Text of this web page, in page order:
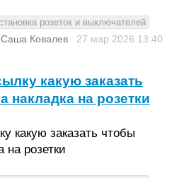
розеток и выключателей
Саша Ковалев 27 мар 2026 13:40
какую заказать
накладка на розетки
какую заказать чтобы
на розетки